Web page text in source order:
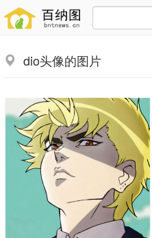
dio头像的图片